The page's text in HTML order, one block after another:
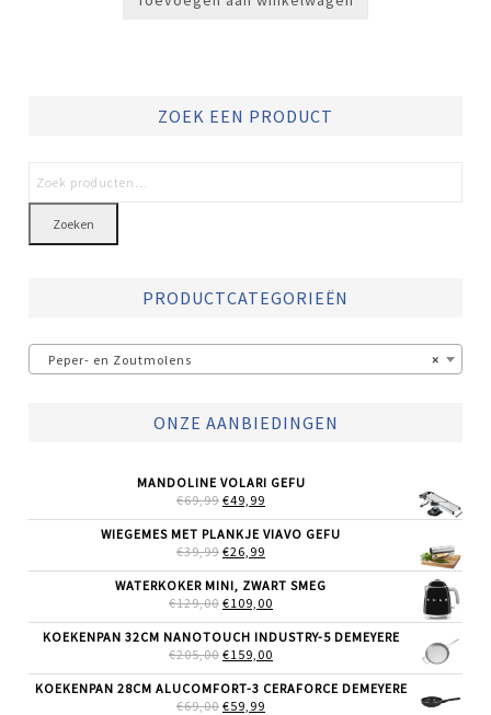
ZOEK EEN PRODUCT
Zoeken
PRODUCTCATEGORIEËN
×
Peper- en Zoutmolens
ONZE AANBIEDINGEN
MANDOLINE VOLARI GEFU
€69,99 OORSPRONKELIJKE
WAS:
€69,99.
€49,99
IS:
WIEGEMES MET PLANKJE VIAVO GEFU
€39,99 OORSPRONKELIJKE
WAS:
€39,99.
€26,99
IS:
€26,99.
WATERKOKER MINI, ZWART SMEG
€129,00 OORSPRONKELIJKE
WAS:
€129,00.
€109,00
IS:
KOEKENPAN 32CM NANOTOUCH INDUSTRY-5 DEMEYERE
€205,00 OORSPRONKELIJKE
WAS:
€205,00.
€159,00
IS:
KOEKENPAN 28CM ALUCOMFORT-3 CERAFORCE DEMEYERE
€69,00 OORSPRONKELIJKE
€59,99